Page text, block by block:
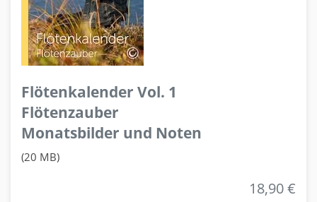
Flötenkalender Vol. 1
Flötenzauber
Monatsbilder und Noten
(20 MB)
18,90 €